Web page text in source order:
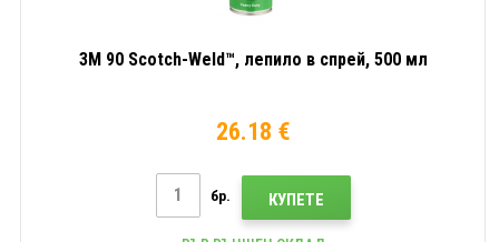
3M 90 Scotch-Weld™, лепило в спрей, 500 мл
26.18 €
бр. КУПЕТЕ